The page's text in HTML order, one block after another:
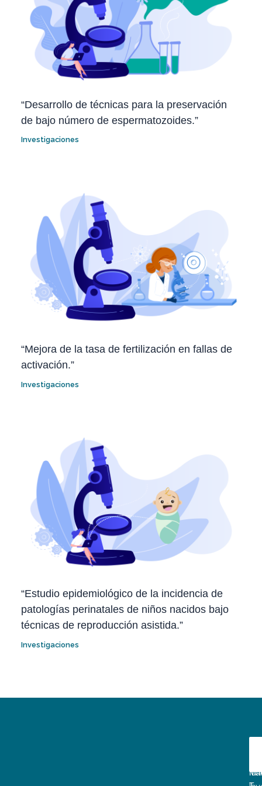
“Desarrollo de técnicas para la preservación
de bajo número de espermatozoides.”
Investigaciones
“Mejora de la tasa de fertilización en fallas de
activación.”
Investigaciones
“Estudio epidemiológico de la incidencia de
patologías perinatales de niños nacidos bajo
técnicas de reproducción asistida.”
Investigaciones